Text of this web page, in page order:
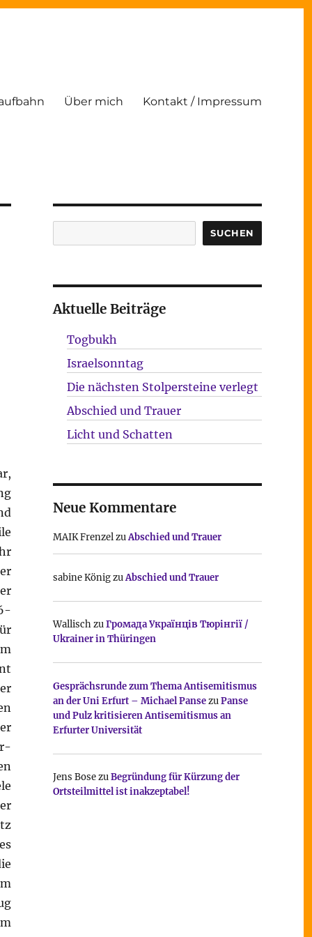
Über mich Kontakt / Impressum
SUCHEN
Aktuelle Beiträge
Togbukh
Israelsonntag
Die nächsten Stolpersteine verlegt
Abschied und Trauer
Licht und Schatten
Neue Kommentare
MAIK FrenzelzuAbschied und Trauer
sabine KönigzuAbschied und Trauer
WallischzuГромада Українців Тюрінгії /
Ukrainer in Thüringen
Gesprächsrunde zum Thema Antisemitismus
an der Uni Erfurt – Michael PansezuPanse
und Pulz kritisieren Antisemitismus an
Erfurter Universität
Jens BosezuBegründung für Kürzung der
Ortsteilmittel ist inakzeptabel!